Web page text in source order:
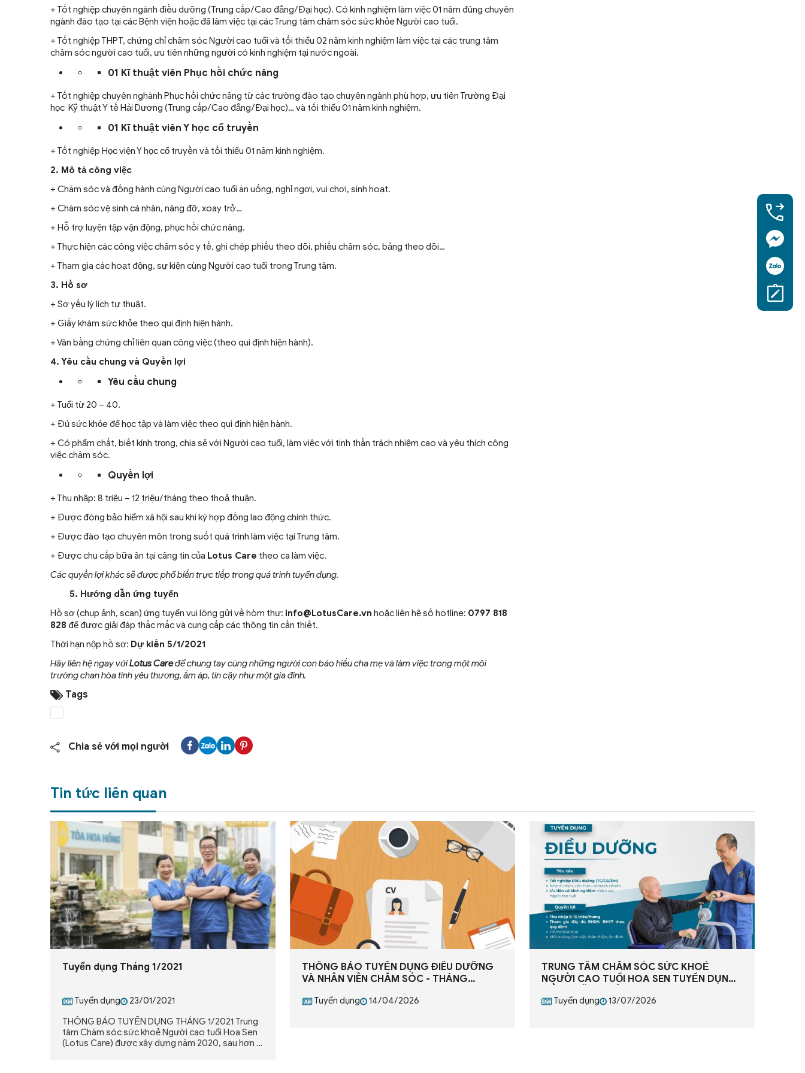
+ Tốt nghiệp chuyên ngành điều dưỡng (Trung cấp/Cao đẳng/Đại học). Có kinh nghiệm làm việc 01 năm đúng chuyên
ngành đào tạo tại các Bệnh viện hoặc đã làm việc tại các Trung tâm chăm sóc sức khỏe Người cao tuổi.
+ Tốt nghiệp THPT, chứng chỉ chăm sóc Người cao tuổi và tối thiểu 02 năm kinh nghiệm làm việc tại các trung tâm
chăm sóc người cao tuổi, ưu tiên những người có kinh nghiệm tại nước ngoài.
01 Kĩ thuật viên Phục hồi chức năng
+ Tốt nghiệp chuyên nghành Phục hồi chức năng từ các trường đào tạo chuyên ngành phù hợp, ưu tiên Trường Đại
học Kỹ thuật Y tế Hải Dương (Trung cấp/Cao đẳng/Đại học)… và tối thiểu 01 năm kinh nghiệm.
01 Kĩ thuật viên Y học cổ truyền
+ Tốt nghiệp Học viện Y học cổ truyền và tối thiểu 01 năm kinh nghiệm.
2. Mô tả công việc
+ Chăm sóc và đồng hành cùng Người cao tuổi ăn uống, nghỉ ngơi, vui chơi, sinh hoạt.
+ Chăm sóc vệ sinh cá nhân, nâng đỡ, xoay trở…
+ Hỗ trợ luyện tập vận động, phục hồi chức năng.
+ Thực hiện các công việc chăm sóc y tế, ghi chép phiếu theo dõi, phiếu chăm sóc, bảng theo dõi…
+ Tham gia các hoạt động, sự kiện cùng Người cao tuổi trong Trung tâm.
3. Hồ sơ
+ Sơ yếu lý lich tự thuật.
+ Giấy khám sức khỏe theo qui định hiện hành.
+ Văn bằng chứng chỉ liên quan công việc (theo qui định hiện hành).
4. Yêu cầu chung và Quyền lợi
Yêu cầu chung
+ Tuổi từ 20 – 40.
+ Đủ sức khỏe để học tập và làm việc theo qui định hiện hành.
+ Có phẩm chất, biết kính trọng, chia sẻ với Người cao tuổi, làm việc với tinh thần trách nhiệm cao và yêu thích công
việc chăm sóc.
Quyền lợi
+ Thu nhập: 8 triệu – 12 triệu/tháng theo thoả thuận.
+ Được đóng bảo hiểm xã hội sau khi ký hợp đồng lao động chính thức.
+ Được đào tạo chuyên môn trong suốt quá trình làm việc tại Trung tâm.
+ Được chu cấp bữa ăn tại căng tin của Lotus Care theo ca làm việc.
Các quyền lợi khác sẽ được phổ biến trực tiếp trong quá trình tuyển dụng.
5. Hướng dẫn ứng tuyển
Hồ sơ (chụp ảnh, scan) ứng tuyển vui lòng gửi về hòm thư: info@LotusCare.vn hoặc liên hệ số hotline: 0797 818
828 để được giải đáp thắc mắc và cung cấp các thông tin cần thiết.
Thời hạn nộp hồ sơ: Dự kiến 5/1/2021
Hãy liên hệ ngay vớiLotus Caređể chung tay cùng những người con báo hiếu cha mẹ và làm việc trong một môi
trường chan hòa tình yêu thương, ấm áp, tin cậy như một gia đình.
Tags
Chia sẻ với mọi người
Tin tức liên quan
Tuyển dụng Tháng 1/2021
Tuyển dụng
23/01/2021
THÔNG BÁO TUYỂN DỤNG THÁNG 1/2021 Trung
tâm Chăm sóc sức khoẻ Người cao tuổi Hoa Sen
(Lotus Care) được xây dựng năm 2020, sau hơn 5
THÔNG BÁO TUYỂN DỤNG ĐIỀU DƯỠNG
VÀ NHÂN VIÊN CHĂM SÓC - THÁNG
Tuyển dụng 14/04/2026
TRUNG TÂM CHĂM SÓC SỨC KHOẺ
NGƯỜI CAO TUỔI HOA SEN TUYỂN DỤNG
Tuyển dụng 13/07/2026